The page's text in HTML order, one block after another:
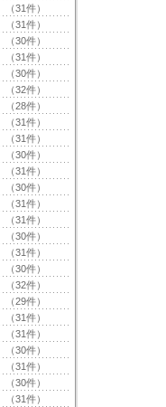
（31件）
（31件）
（30件）
（31件）
（30件）
（32件）
（28件）
（31件）
（31件）
（30件）
（31件）
（30件）
（31件）
（31件）
（30件）
（31件）
（30件）
（32件）
（29件）
（31件）
（31件）
（30件）
（31件）
（30件）
（31件）